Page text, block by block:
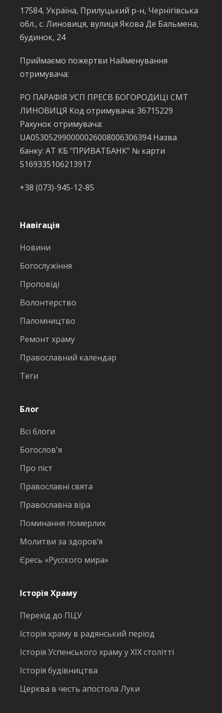
17584, Україна, Прилуцький р-н, Чернігівська
обл., с. Линовиця, вулиця Якова Де Бальмена,
будинок, 24
Приймаємо пожертви Найменування
отримувача:
РО ПАРАФІЯ УСП ПРЕСВ БОГОРОДИЦІ СМТ
ЛИНОВИЦЯ Код отримувача: 36715229
Рахунок отримувача:
UA053052990000026008006306394 Назва
банку: АТ КБ "ПРИВАТБАНК" № карти
5169335106213917
+38 (073)-945-12-85
Навігація
Новини
Богослужіння
Проповіді
Волонтерство
Паломництво
Ремонт храму
Православний календар
Теги
Блог
Всі блоги
Богослов'я
Про піст
Православні свята
Православна віра
Поминання померлих
Молитви за здоров’я
Єресь «Русского мира»
Історія Храму
Перехід до ПЦУ
Історія храму в радянський період
Історія Успенського храму у ХІХ столітті
Історія будівництва
Церква в честь апостола Луки